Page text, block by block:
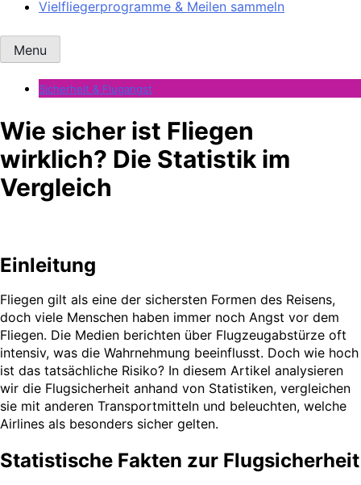
Vielfliegerprogramme & Meilen sammeln
Menu
Sicherheit & Flugangst
Wie sicher ist Fliegen
wirklich? Die Statistik im
Vergleich
Einleitung
Fliegen gilt als eine der sichersten Formen des Reisens,
doch viele Menschen haben immer noch Angst vor dem
Fliegen. Die Medien berichten über Flugzeugabstürze oft
intensiv, was die Wahrnehmung beeinflusst. Doch wie hoch
ist das tatsächliche Risiko? In diesem Artikel analysieren
wir die Flugsicherheit anhand von Statistiken, vergleichen
sie mit anderen Transportmitteln und beleuchten, welche
Airlines als besonders sicher gelten.
Statistische Fakten zur Flugsicherheit